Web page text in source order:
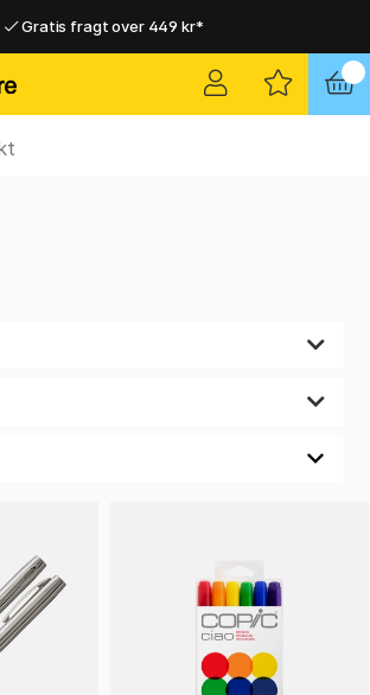
Gratis fragt over 449 kr*
Hurtigt til dør eller pakkeshop
Hurtigt til dør eller pakkeshop